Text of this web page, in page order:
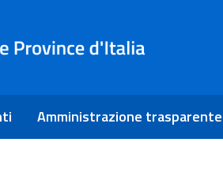
Amministrazione trasparente